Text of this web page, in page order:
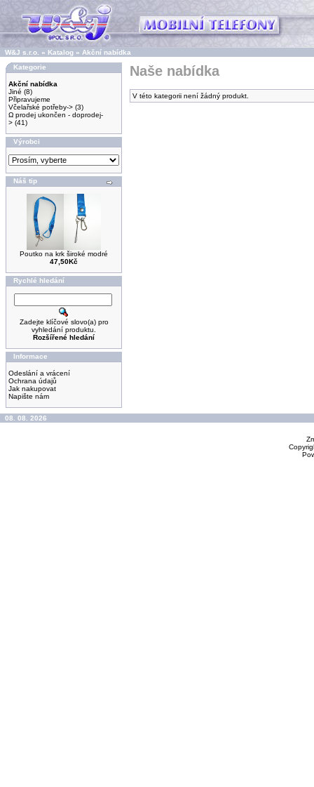
W&J s.r.o. » Katalog » Akční nabídka
Kategorie
Akční nabídka
Jiné (8)
Připravujeme
Včelařské potřeby-> (3)
Ω prodej ukončen - doprodej-
> (41)
Výrobci
Náš tip
Poutko na krk široké modré
47,50Kč
Rychlé hledání
Zadejte klíčové slovo(a) pro
vyhledání produktu.
Rozšířené hledání
Informace
Odeslání a vrácení
Ochrana údajů
Jak nakupovat
Napište nám
Naše nabídka
V této kategorii není žádný produkt.
08. 08. 2026